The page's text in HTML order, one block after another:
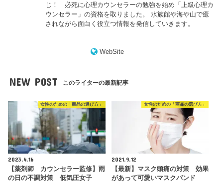
じ！ 必死に心理カウンセラーの勉強を始め「上級心理カ
ウンセラー」の資格を取りました。 水族館や海や山で癒
されながら面白く役立つ情報を発信していきます。
WebSite
NEW POST このライターの最新記事
女性のための「商品の選び方」
2023.4.16
【薬剤師 カウンセラー監修】雨
の日の不調対策 低気圧女子
女性のための「商品の選び方」
2021.9.12
【最新】マスク頭痛の対策 効果
があって可愛いマスクバンド